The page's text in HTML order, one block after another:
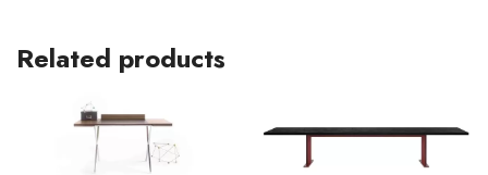
Related products